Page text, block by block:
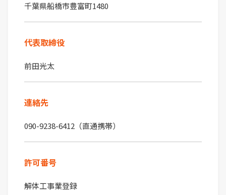
千葉県船橋市豊富町1480
代表取締役
前田光太
連絡先
090-9238-6412（直通携帯）
許可番号
解体工事業登録